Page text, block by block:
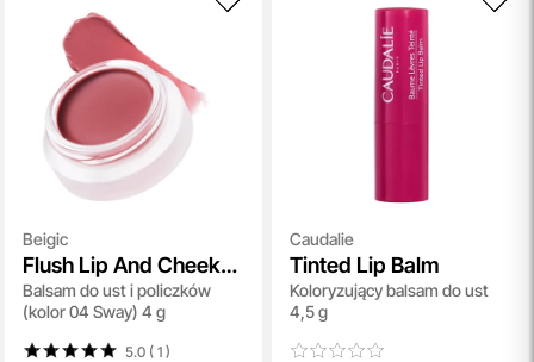
Beigic
Flush Lip And Cheek
Balm SPF 15
Balsam do ust i policzków
(kolor 04 Sway) 4 g
5.0 ( 1)
Caudalie
Tinted Lip Balm
Koloryzujący balsam do ust
4,5 g